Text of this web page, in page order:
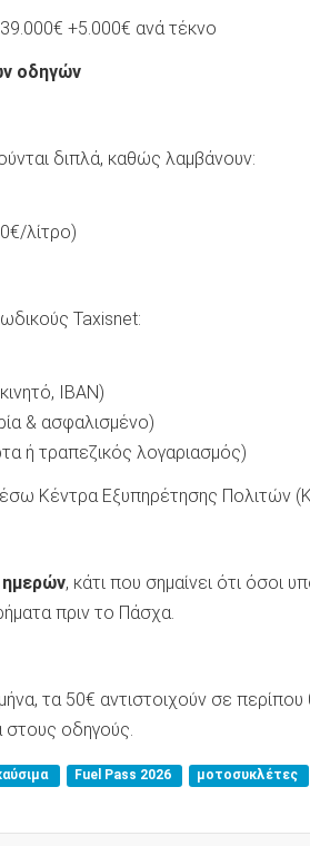
+5.000€ ανά τέκνο
οδηγών
διπλά, καθώς λαμβάνουν:
λίτρο)
Taxisnet:
IBAN)
& ασφαλισμένο)
ή τραπεζικός λογαριασμός)
μέσω Κέντρα Εξυπηρέτησης Πολιτών
ημερών, κάτι που σημαίνει ότι όσοι
πριν το Πάσχα.
τα 50€ αντιστοιχούν σε περίπου
στους οδηγούς.
Fuel Pass 2026 μοτοσυκλέτες